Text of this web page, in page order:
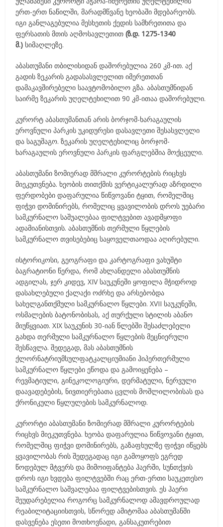
ერთ-ერთ ნაწილში, მარადმწვანე ხეობაში მდებარეობს.
იგი განლაგებულია მესხეთის ქედის სამხრეთითა და
ფერსათის მთის აღმოსავლეთით(ზ.დ. 1275-1340
მ.) სიმაღლეზე.
აბასთუმანი თბილისიდან დაშორებულია 260 კმ-ით. აქ
გადის ზეკარის გადასასვლელით იმერეთთან
დამაკავშირებელი საავტომობილო გზა. აბასთუმნიდან
საირმე ზეკარის უღელტეხილით 90 კმ-ითაა დაშორებული.
კურორტ აბასთუმანთან არის ბორჯომ-ხარაგაულის
ეროვნული პარკის უკიდურესი დასავლეთი შესასვლელი
და საგუშაგო. ზეკარის უღელტეხილიც ბორჯომ-
ხარაგაულის ეროვნული პარკის ფარგლებშია მოქცეული.
აბასთუმანი ზომიერად მშრალი კურორტების რიცხვს
მიეკუთვნება. ხეობის თითქმის ვერტიკალურად აზრდილი
ფერდობები დაფარულია წიწვოვანი ტყით, რომელშიც
ფიჭვი დომინირებს, რომელიც ყვავილობის დროს უებარი
სამკურნალო საშუალებაა ფილტვებით ავადმყოფი
ადამიანისთვის. აბასთუმნის თერმული წყლების
სამკურნალო თვისებებიც საყოველთაოდაა აღირებული.
ისტორიკოსი, გეოგრაფი და კარტოგრაფი ვახუშტი
ბაგრატიონი წერდა, რომ ახლანდელი აბასთუმნის
ადგილას, ჯერ კიდევ, XIV საუკუნეში ყოფილა მჭიდროდ
დასახლებული ქალაქი ოძრხე და არსებობდა
სახელგანთქმული სამკურნალო წყლები. XVII საუკუნეში,
ოსმალების ბატონობისას, აქ თურქული სტილის აბანო
მიუწყვიათ. XIX საუკუნის 30-იან წლებში შესაძლებელი
გახდა თერმული სამკურნალო წყლების მეცნიერული
შესწავლა. შედეგად, მას აბასთუმნის
ქლორნატრიუმსულფატკალციუმიანი ჰიპერთერმული
სამკურნალო წყლები ეწოდა და გამოიყენება –
რევმატიული, გინეკოლოგიური, დერმატული, ნერვული
დაავადებების, ნივთიერებათა ცვლის მოშლილობისას და
ქრონიკული წყლულების სამკურნალოდ.
კურორტი აბასთუმანი ზომიერად მშრალი კურორტების
რიცხვს მიეკუთვნება. ხეობა დაფარულია წიწვოვანი ტყით,
რომელშიც ფიჭვი დომინირებს, გაზაფხულზე ფიჭვი იწყებს
ყვავილობას რის შედეგადაც იგი გამოყოფს ეგრედ
წოდებულ მტვერს და მიმოიფანტება ჰაერში, სუნთქვის
დროს იგი ხვდება ფილტვებში რაც ერთ-ერთი საუკეთესო
სამკურნალო საშვალებაა ფილტვებისთვის. ეს ჰაერი
შეუდარებელია როგორც სამკურნალოდ ამავდროულად
რეაბილიტაციისთვის, სწორედ ამიტომაა აბასთუმანში
დასვენება ესეთი მოთხოვნადი, განსაკუთრებით